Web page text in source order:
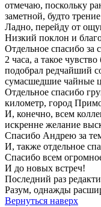
отмечаю, поскольку
заметной, будто
Ладно, перейду от
Низкий поклон и
Отдельное спасибо за
2 часа, а такое
подобрал редчайший
сумасшедшие чайные
Отдельное спасибо
километр, город
И, конечно, всем
искренне желание
Спасибо Андрею за
И, также отдельное
Спасибо всем
И до новых встреч!
Последний раз
Разум, однажды
Вернуться наверх